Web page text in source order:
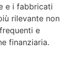
e i fabbricati
rilevante non
e
finanziaria.